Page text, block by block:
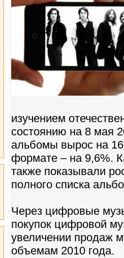
изучением
состоянию на 8 мая
альбомы вырос на
формате – на 9,6%.
также показывали
полного списка
Через цифровые
покупок цифровой
увеличении продаж
объемам 2010 года.